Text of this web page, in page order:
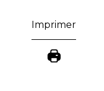
Imprimer